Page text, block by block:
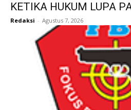
KETIKA HUKUM LUPA
Redaksi - Agustus 7, 2026